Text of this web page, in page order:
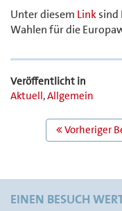
Unter diesem Linksind
Wahlen für die
Veröffentlicht in
Aktuell,Allgemein
BEITRAGS
NAVIGATION
Vorheriger
EINEN BESUCH